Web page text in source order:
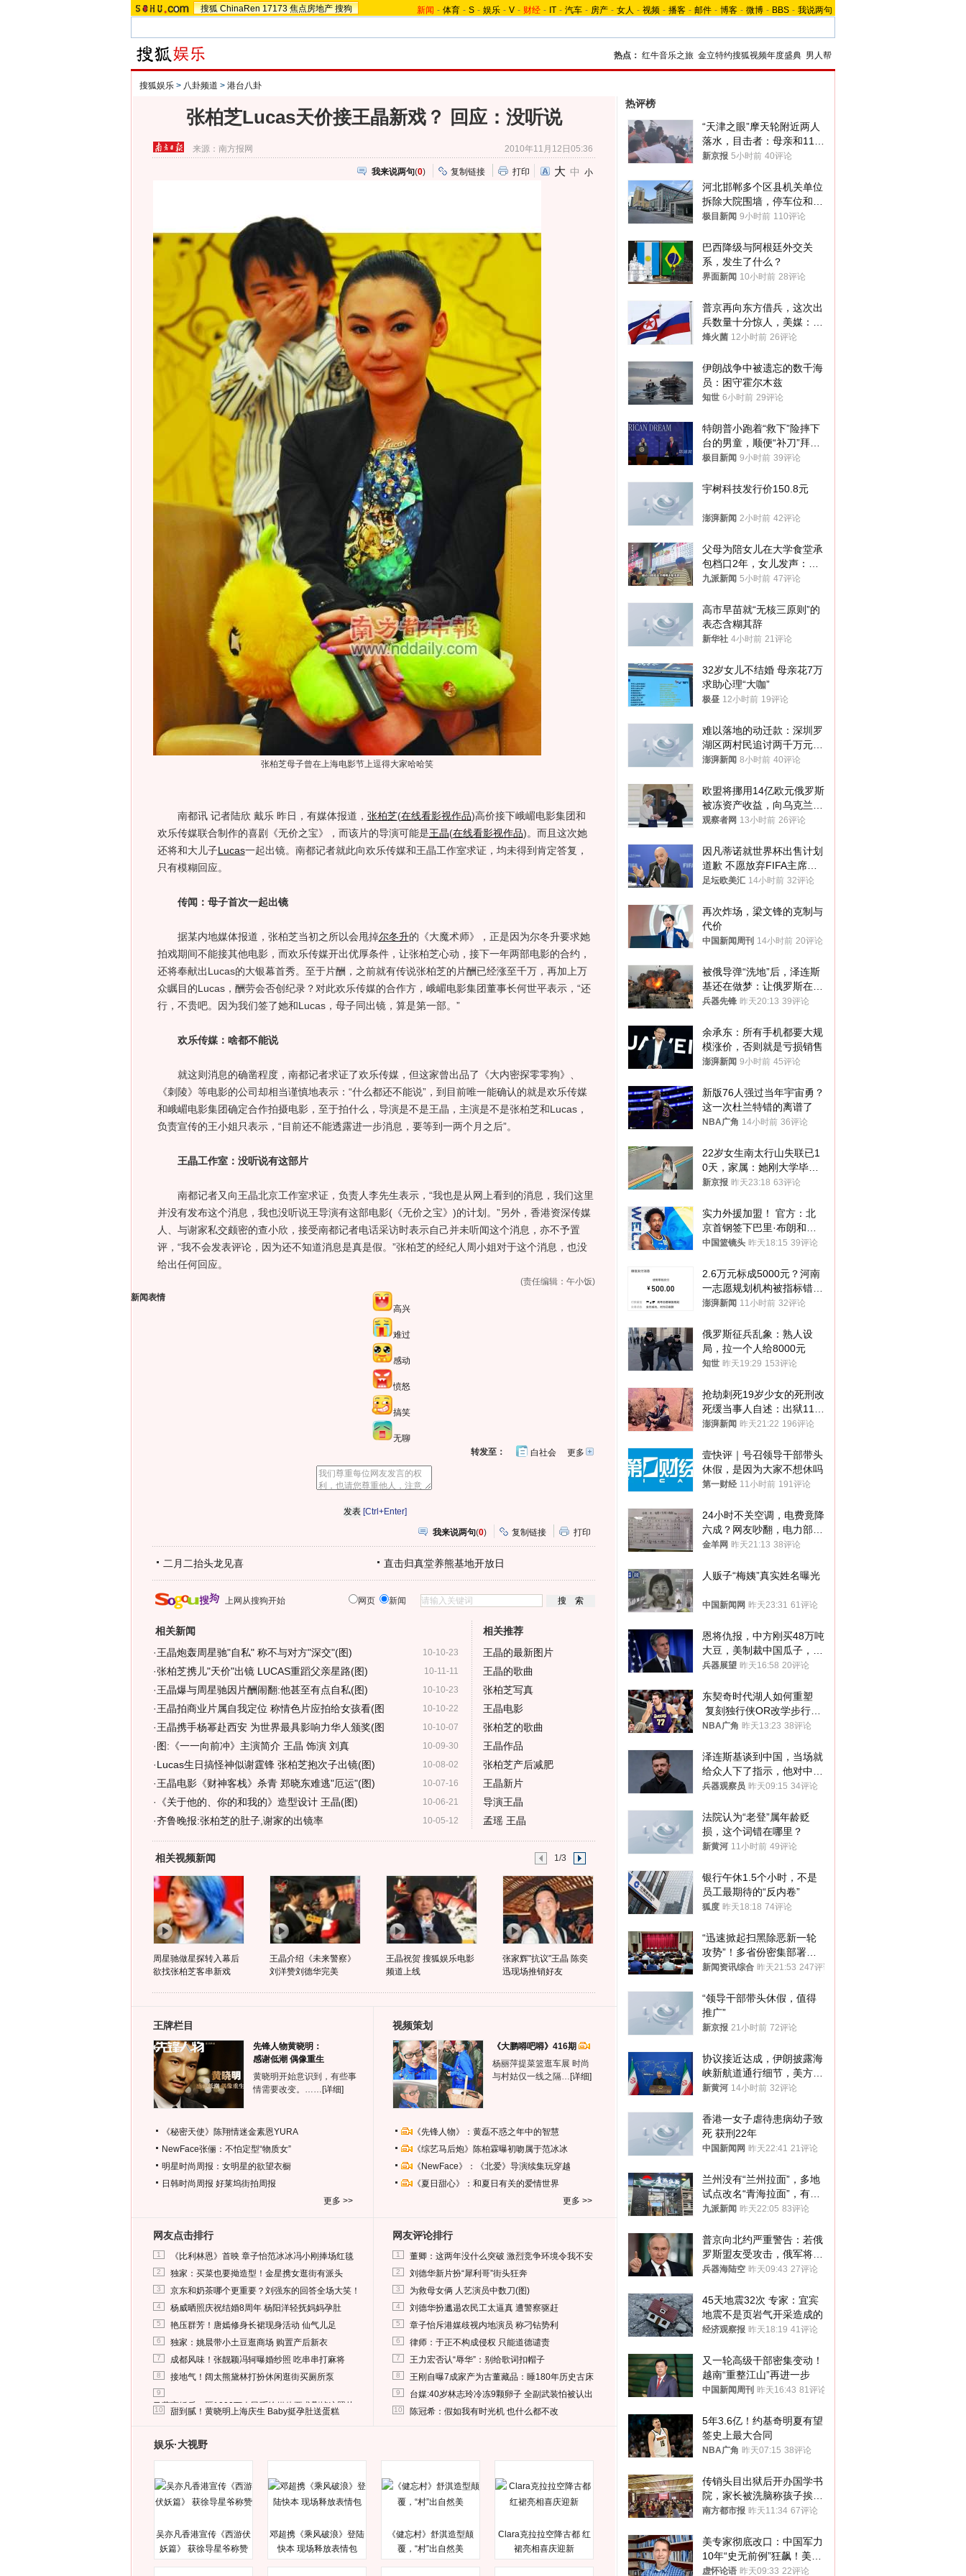
搜狐 ChinaRen 17173 焦点房地产 搜狗 新闻 - 体育 - S - 娱乐 - V - 财经 - IT - 汽车 - 房产 - 女人 - 视频 - 播客 - 邮件 - 博客 - 微博 - BBS - 我说两句
热点： 红牛音乐之旅 金立特约搜狐视频年度盛典 男人帮
搜狐娱乐 > 八卦频道 > 港台八卦
张柏芝Lucas天价接王晶新戏？ 回应：没听说
来源：南方报网 2010年11月12日05:36
我来说两句(0) 复制链接 打印 大 中 小
张柏芝母子曾在上海电影节上逗得大家哈哈笑
南都讯 记者陆欣 戴乐 昨日，有媒体报道， 张柏芝(在线看影视作品)高价接下峨嵋电影集团和
欢乐传媒联合制作的喜剧《无价之宝》，而该片的导演可能是王晶(在线看影视作品)。而且这次她
还将和大儿子Lucas一起出镜。南都记者就此向欢乐传媒和王晶工作室求证，均未得到肯定答复，
只有模糊回应。
传闻：母子首次一起出镜
据某内地媒体报道，张柏芝当初之所以会甩掉尔冬升的《大魔术师》，正是因为尔冬升要求她
拍戏期间不能接其他电影，而欢乐传媒开出优厚条件，让张柏芝心动，接下一年两部电影的合约，
还将奉献出Lucas的大银幕首秀。至于片酬，之前就有传说张柏芝的片酬已经涨至千万，再加上万
众瞩目的Lucas，酬劳会否创纪录？对此欢乐传媒的合作方，峨嵋电影集团董事长何世平表示，“还
行，不贵吧。因为我们签了她和Lucas，母子同出镜，算是第一部。”
欢乐传媒：啥都不能说
就这则消息的确凿程度，南都记者求证了欢乐传媒，但这家曾出品了《大内密探零零狗》、
《刺陵》等电影的公司却相当谨慎地表示：“什么都还不能说”，到目前唯一能确认的就是欢乐传媒
和峨嵋电影集团确定合作拍摄电影，至于拍什么，导演是不是王晶，主演是不是张柏芝和Lucas，
负责宣传的王小姐只表示，“目前还不能透露进一步消息，要等到一两个月之后”。
王晶工作室：没听说有这部片
南都记者又向王晶北京工作室求证，负责人李先生表示，“我也是从网上看到的消息，我们这里
并没有发布这个消息，我也没听说王导演有这部电影(《无价之宝》)的计划。”另外，香港资深传媒
人、与谢家私交颇密的查小欣，接受南都记者电话采访时表示自己并未听闻这个消息，亦不予置
评，“我不会发表评论，因为还不知道消息是真是假。”张柏芝的经纪人周小姐对于这个消息，也没
给出任何回应。
(责任编辑：午小饭)
新闻表情
高兴
难过
感动
愤怒
搞笑
无聊
更多开
转发至： 白社会
[Ctrl+Enter]
我来说两句(0) 复制链接 打印
二月二抬头龙见喜 直击归真堂养熊基地开放日
上网从搜狗开始 网页 新闻
相关新闻
10-10-23
·王晶炮轰周星驰"自私" 称不与对方"深交"(图)
10-11-11
·张柏芝携儿"天价"出镜 LUCAS重蹈父亲星路(图)
10-10-23
·王晶爆与周星驰因片酬闹翻:他甚至有点自私(图)
10-10-22
·王晶拍商业片属自我定位 称情色片应拍给女孩看(图
10-10-07
·王晶携手杨幂赴西安 为世界最具影响力华人颁奖(图
10-09-30
· 图:《一一向前冲》主演简介 王晶 饰演 刘真
10-08-02
·Lucas生日搞怪神似谢霆锋 张柏芝抱次子出镜(图)
10-07-16
·王晶电影《财神客栈》杀青 郑晓东难逃"厄运"(图)
10-06-21
· 《关于他的、你的和我的》造型设计 王晶(图)
10-05-12
·齐鲁晚报:张柏芝的肚子,谢家的出镜率
相关推荐
王晶的最新图片
王晶的歌曲
张柏芝写真
王晶电影
张柏芝的歌曲
王晶作品
张柏芝产后减肥
王晶新片
导演王晶
孟瑶 王晶
相关视频新闻 1/3
周星驰做星探转入幕后
欲找张柏芝客串新戏
王晶介绍《未来警察》
刘洋赞刘德华完美
王晶祝贺 搜狐娱乐电影
频道上线
张家辉"抗议"王晶 陈奕
迅现场推销好友
王牌栏目
先锋人物黄晓明：
感谢低潮 偶像重生
黄晓明开始意识到，有些事
情需要改变。…… [详细]
《秘密天使》陈翔情迷金素恩YURA
NewFace张俪：不怕定型“物质女”
明星时尚周报：女明星的欲望衣橱
日韩时尚周报 好莱坞街拍周报
更多 >>
视频策划
《大鹏嘚吧嘚》416期
杨丽萍提菜篮逛车展 时尚
与村姑仅一线之隔… [详细]
《先锋人物》：黄磊不惑之年中的智慧
《综艺马后炮》陈柏霖曝初吻属于范冰冰
《NewFace》：《北爱》导演续集玩穿越
《夏日甜心》：和夏日有关的爱情世界
更多 >>
网友点击排行
1 《比利林恩》首映 章子怡范冰冰冯小刚捧场红毯
2 独家：买菜也要拗造型！金星携女逛街有派头
3 京东和奶茶哪个更重要？刘强东的回答全场大笑！
4 杨威晒照庆祝结婚8周年 杨阳洋轻抚妈妈孕肚
5 艳压群芳！唐嫣修身长裙现身活动 仙气儿足
6 独家：姚晨带小土豆逛商场 购置产后新衣
7 成都风味！张靓颖冯轲曝婚纱照 吃串串打麻将
8 接地气！阔太熊黛林打扮休闲逛街买厕所泵
9
马蓉离婚后，砸1000万人民币给媒体要求删掉这照片
10 甜到腻！黄晓明上海庆生 Baby挺孕肚送蛋糕
网友评论排行
1 董卿：这两年没什么突破 激烈竞争环境令我不安
2 刘德华新片扮“犀利哥”街头狂奔
3 为救母女俩 人艺演员中数刀(图)
4 刘德华扮邋遢农民工太逼真 遭警察驱赶
5 章子怡斥港媒歧视内地演员 称刁钻势利
6 律师：于正不构成侵权 只能道德谴责
7 王力宏否认“辱华”：别给歌词扣帽子
8 王刚自曝7成家产为古董藏品：睡180年历史古床
9 台媒:40岁林志玲冷冻9颗卵子 全副武装怕被认出
10 陈冠希：假如我有时光机 也什么都不改
娱乐·大视野
吴亦凡香港宣传《西游伏
妖篇》 获徐导星爷称赞
邓超携《乘风破浪》登陆
快本 现场释放表情包
《健忘村》舒淇造型颠
覆，“村”出自然美
Clara克拉拉空降古都 红
裙亮相喜庆迎新
热评榜
“天津之眼”摩天轮附近两人
落水，目击者：母亲和11岁
儿子先后被打捞上岸
新京报 5小时前 40评论
河北邯郸多个区县机关单位
拆除大院围墙，停车位和厕
所免费开放，当地多部门回
极目新闻 9小时前 110评论
巴西降级与阿根廷外交关
系，发生了什么？
界面新闻 10小时前 28评论
普京再向东方借兵，这次出
兵数量十分惊人，美媒：俄
朝要动真格？
烽火菌 12小时前 26评论
伊朗战争中被遗忘的数千海
员：困守霍尔木兹
知世 6小时前 29评论
特朗普小跑着“救下”险摔下
台的男童，顺便“补刀”拜
登：“我可不想他像拜登一
极目新闻 9小时前 39评论
宇树科技发行价150.8元
澎湃新闻 2小时前 42评论
父母为陪女儿在大学食堂承
包档口2年，女儿发声：初
衷是为了陪伴，毕业后将不
九派新闻 5小时前 47评论
高市早苗就“无核三原则”的
表态含糊其辞
新华社 4小时前 21评论
32岁女儿不结婚 母亲花7万
求助心理“大咖”
极昼 12小时前 19评论
难以落地的动迁款：深圳罗
湖区两村民追讨两千万元动
迁款八年未果
澎湃新闻 8小时前 40评论
欧盟将挪用14亿欧元俄罗斯
被冻资产收益，向乌克兰提
供援助
观察者网 13小时前 26评论
因凡蒂诺就世界杯出售计划
道歉 不愿放弃FIFA主席职
位
足坛欧美汇 14小时前 32评论
再次炸场，梁文锋的克制与
代价
中国新闻周刊 14小时前 20评论
被俄导弹“洗地”后，泽连斯
基还在做梦：让俄罗斯在冬
季前求和？
兵器先锋 昨天20:13 39评论
余承东：所有手机都要大规
模涨价，否则就是亏损销售
澎湃新闻 9小时前 45评论
新版76人强过当年宇宙勇？
这一次杜兰特错的离谱了
NBA广角 14小时前 36评论
22岁女生南太行山失联已1
0天，家属：她刚大学毕业
想到山里旅行
新京报 昨天23:18 63评论
实力外援加盟！ 官方：北
京首钢签下巴里·布朗和桑
普森
中国篮镜头 昨天18:15 39评论
2.6万元标成5000元？河南
一志愿规划机构被指标错学
费致考生复读
澎湃新闻 11小时前 32评论
俄罗斯征兵乱象：熟人设
局，拉一个人给8000元
知世 昨天19:29 153评论
抢劫刺死19岁少女的死刑改
死缓当事人自述：出狱11年
间始终刻意躲避被害人家属
澎湃新闻 昨天21:22 196评论
壹快评｜号召领导干部带头
休假，是因为大家不想休吗
第一财经 11小时前 191评论
24小时不关空调，电费竟降
六成？网友吵翻，电力部门
回应→
金羊网 昨天21:13 38评论
人贩子“梅姨”真实姓名曝光
中国新闻网 昨天23:31 61评论
恩将仇报，中方刚买48万吨
大豆，美制裁中国瓜子，布
林肯措辞变了
兵器展望 昨天16:58 20评论
东契奇时代湖人如何重塑
复刻独行侠OR改学步行
者？
NBA广角 昨天13:23 38评论
泽连斯基谈到中国，当场就
给众人下了指示，他对中国
和中乌关系，显然又有了新
兵器观察员 昨天09:15 34评论
法院认为“老登”属年龄贬
损，这个词错在哪里？
新黄河 11小时前 49评论
银行午休1.5个小时，不是
员工最期待的“反内卷”
狐度 昨天18:18 74评论
“迅速掀起扫黑除恶新一轮
攻势”！多省份密集部署，
公布举报方式
新闻资讯综合 昨天21:53 247评论
“领导干部带头休假，值得
推广”
新京报 21小时前 72评论
协议接近达成，伊朗披露海
峡新航道通行细节，美方再
提“倒计时”
新黄河 14小时前 32评论
香港一女子虐待患病幼子致
死 获刑22年
中国新闻网 昨天22:41 21评论
兰州没有“兰州拉面”，多地
试点改名“青海拉面”，有商
家改名已两年
九派新闻 昨天22:05 83评论
普京向北约严重警告：若俄
罗斯盟友受攻击，俄军将动
用核武器保护
兵器海陆空 昨天09:43 27评论
45天地震32次 专家：宜宾
地震不是页岩气开采造成的
经济观察报 昨天18:19 41评论
又一轮高级干部密集变动！
越南“重整江山”再进一步
中国新闻周刊 昨天16:43 81评论
5年3.6亿！约基奇明夏有望
签史上最大合同
NBA广角 昨天07:15 38评论
传销头目出狱后开办国学书
院，家长被洗脑称孩子挨打
才有效果
南方都市报 昨天11:34 67评论
美专家彻底改口：中国军力
10年“史无前例”狂飙！美军
真慌了
虚怀论语 昨天09:33 22评论